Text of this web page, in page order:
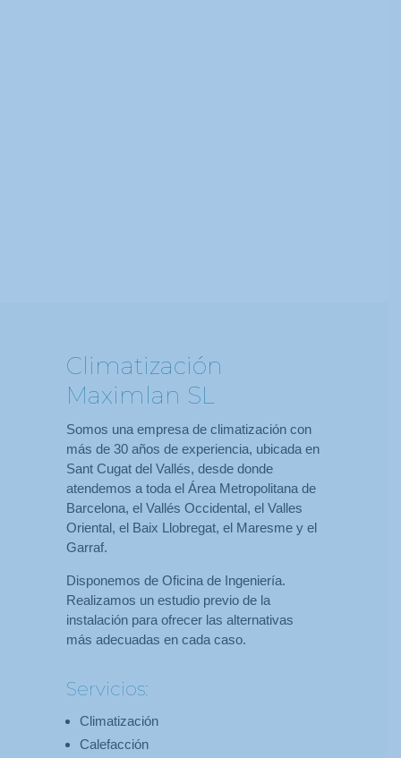
Climatización
Maximlan SL
Somos una empresa de climatización con
más de 30 años de experiencia, ubicada en
Sant Cugat del Vallés, desde donde
atendemos a toda el Área Metropolitana de
Barcelona, el Vallés Occidental, el Valles
Oriental, el Baix Llobregat, el Maresme y el
Garraf.
Disponemos de Oficina de Ingeniería.
Realizamos un estudio previo de la
instalación para ofrecer las alternativas
más adecuadas en cada caso.
Servicios:
Climatización
Calefacción